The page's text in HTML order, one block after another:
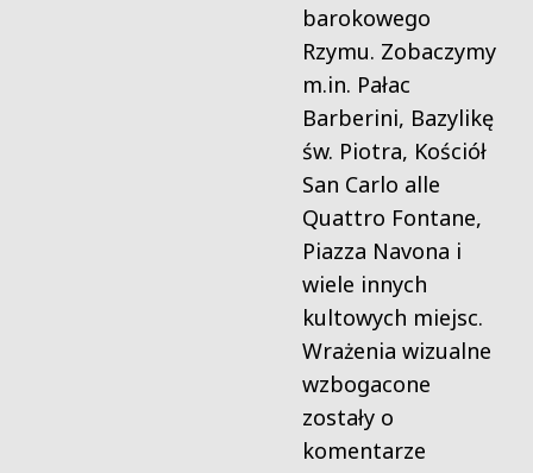
barokowego
Rzymu. Zobaczymy
m.in. Pałac
Barberini, Bazylikę
św. Piotra, Kościół
San Carlo alle
Quattro Fontane,
Piazza Navona i
wiele innych
kultowych miejsc.
Wrażenia wizualne
wzbogacone
zostały o
komentarze